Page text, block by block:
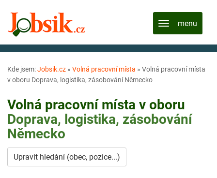
Kde jsem:Jobsik.cz » Volná pracovní místa » Volná pracovní místa
v oboru Doprava, logistika, zásobování Německo
Volná pracovní místa v oboru
Doprava, logistika, zásobování
Německo
Upravit hledání (obec, pozice...)